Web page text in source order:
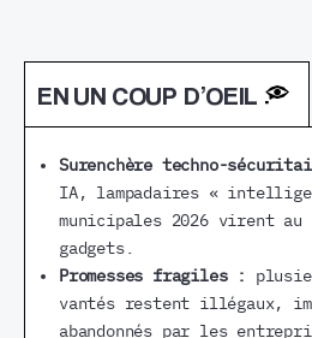
EN UN COUP D’OEIL
Surenchère techno-
IA, lampadaires «
municipales 2026 virent au
gadgets.
Promesses fragiles :
vantés restent illégaux,
abandonnés par les